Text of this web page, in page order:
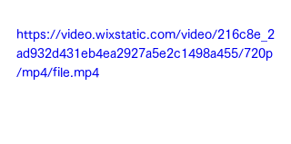
https://video.wixstatic.com/video/216c8e_2
ad932d431eb4ea2927a5e2c1498a455/720p
/mp4/file.mp4